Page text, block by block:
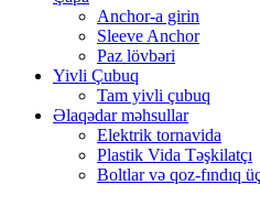
Anchor-a girin
Sleeve Anchor
Paz lövbəri
Yivli Çubuq
Tam yivli çubuq
Əlaqədar məhsullar
Elektrik tornavida
Plastik Vida Təşkilatçı
Boltlar və qoz-fındıq